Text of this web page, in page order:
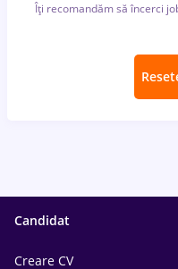
Îți recomandăm să încerci
Candidat
Creare CV